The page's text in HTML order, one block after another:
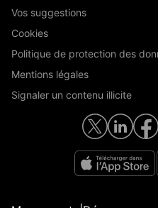
Vos suggestions
Cookies
Politique de protection des
Mentions légales
Signaler un contenu illicite